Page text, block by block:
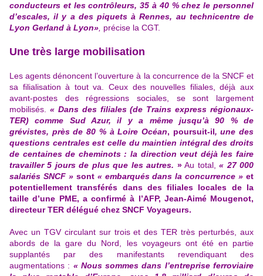
conducteurs et les contrôleurs, 35 à 40 % chez le personnel
d’escales, il y a des piquets à Rennes, au technicentre de
Lyon Gerland à Lyon» précise la CGT.
Une très large mobilisation
L es agents dénoncent l’ouverture à la concurrence de la SNCF et
sa filialisation à tout va . Ceux des nouvelles filiales, déjà aux
avant-postes des régressions sociales, se sont largement
mobilisés.
« Dans des filiales (de Trains express régionaux-
TER) comme Sud Azur, il y a même jusqu’à 90 % de
grévistes, près de 80 % à Loire Océan, poursuit-il, une des
questions centrales est celle du maintien intégral des droits
de centaines de cheminots : la direction veut déjà les faire
travailler 5 jours de plus que les autres. » Au total, « 27 000
salariés SNCF »sont« embarqués dans la concurrence » et
potentiellement transférés dans des filiales locales de la
taille d’une PME, a confirmé à l’AFP, Jean-Aimé Mougenot,
directeur TER délégué chez SNCF Voyageurs.
Avec un TGV circulant sur trois et des TER très perturbés, aux
abords de la gare du Nord, les voyageurs ont été en partie
supplantés par des manifestants revendiquant des
augmentations : « Nous sommes dans l’entreprise ferroviaire